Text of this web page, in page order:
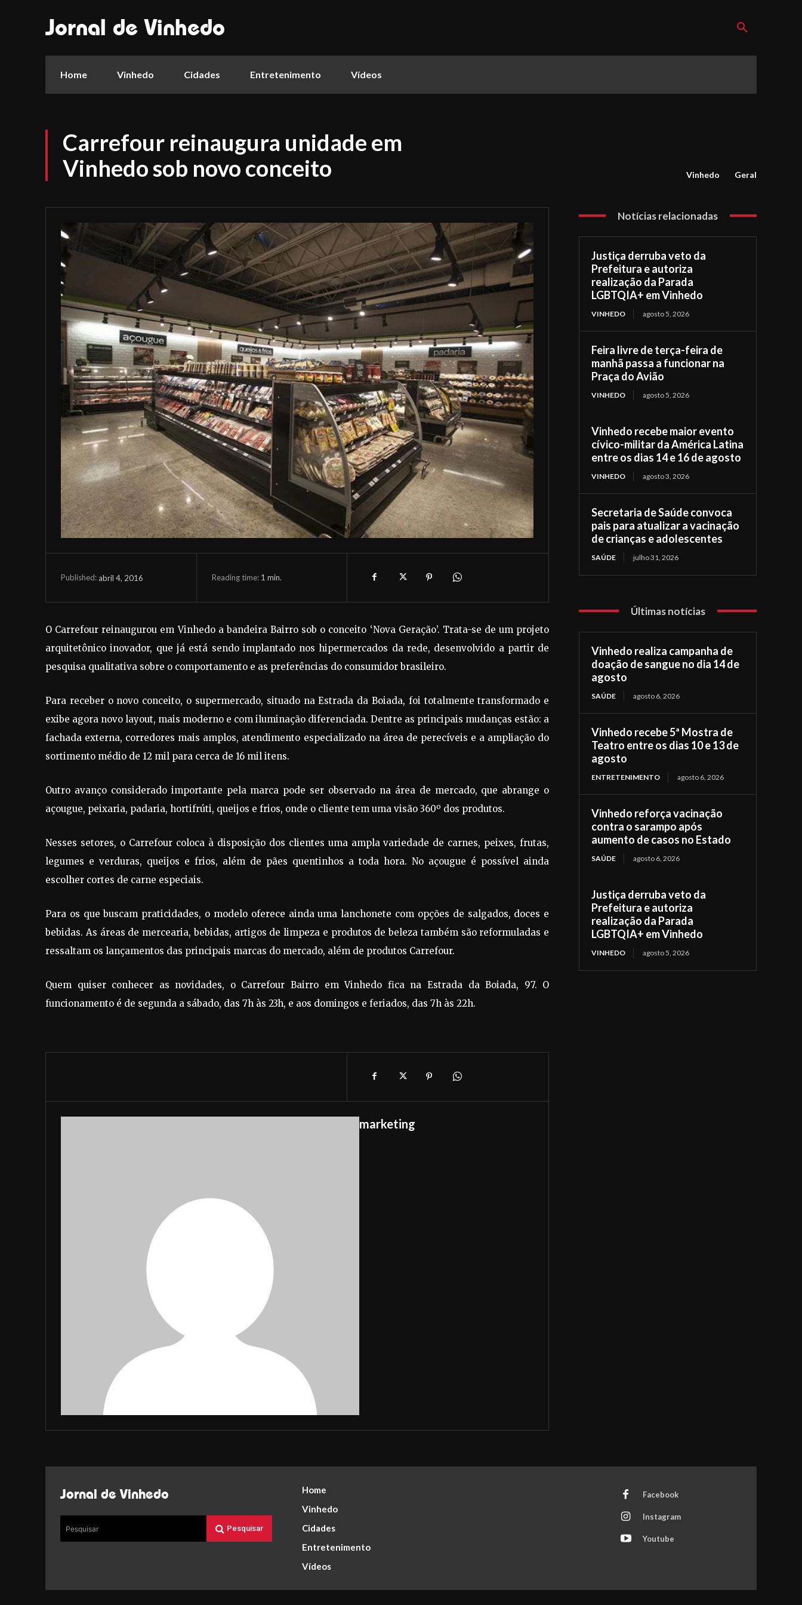
Jornal de Vinhedo
Home Vinhedo Cidades Entretenimento Vídeos
Carrefour reinaugura unidade em
Vinhedo sob novo conceito
Vinhedo Geral
Published: abril 4, 2016 Reading time: 1 min.
O Carrefour reinaugurou em Vinhedo a bandeira Bairro sob o conceito ‘Nova Geração’. Trata-se de um projeto
arquitetônico inovador, que já está sendo implantado nos hipermercados da rede, desenvolvido a partir de
pesquisa qualitativa sobre o comportamento e as preferências do consumidor brasileiro.
Para receber o novo conceito, o supermercado, situado na Estrada da Boiada, foi totalmente transformado e
exibe agora novo layout, mais moderno e com iluminação diferenciada. Dentre as principais mudanças estão: a
fachada externa, corredores mais amplos, atendimento especializado na área de perecíveis e a ampliação do
sortimento médio de 12 mil para cerca de 16 mil itens.
Outro avanço considerado importante pela marca pode ser observado na área de mercado, que abrange o
açougue, peixaria, padaria, hortifrúti, queijos e frios, onde o cliente tem uma visão 360º dos produtos.
Nesses setores, o Carrefour coloca à disposição dos clientes uma ampla variedade de carnes, peixes, frutas,
legumes e verduras, queijos e frios, além de pães quentinhos a toda hora. No açougue é possível ainda
escolher cortes de carne especiais.
Para os que buscam praticidades, o modelo oferece ainda uma lanchonete com opções de salgados, doces e
bebidas. As áreas de mercearia, bebidas, artigos de limpeza e produtos de beleza também são reformuladas e
ressaltam os lançamentos das principais marcas do mercado, além de produtos Carrefour.
Quem quiser conhecer as novidades, o Carrefour Bairro em Vinhedo fica na Estrada da Boiada, 97. O
funcionamento é de segunda a sábado, das 7h às 23h, e aos domingos e feriados, das 7h às 22h.
marketing
Notícias relacionadas
Justiça derruba veto da
Prefeitura e autoriza
realização da Parada
LGBTQIA+ em Vinhedo
VINHEDO agosto 5, 2026
Feira livre de terça-feira de
manhã passa a funcionar na
Praça do Avião
VINHEDO agosto 5, 2026
Vinhedo recebe maior evento
cívico-militar da América Latina
entre os dias 14 e 16 de agosto
VINHEDO agosto 3, 2026
Secretaria de Saúde convoca
pais para atualizar a vacinação
de crianças e adolescentes
SAÚDE julho 31, 2026
Últimas notícias
Vinhedo realiza campanha de
doação de sangue no dia 14 de
agosto
SAÚDE agosto 6, 2026
Vinhedo recebe 5ª Mostra de
Teatro entre os dias 10 e 13 de
agosto
ENTRETENIMENTO agosto 6, 2026
Vinhedo reforça vacinação
contra o sarampo após
aumento de casos no Estado
SAÚDE agosto 6, 2026
Justiça derruba veto da
Prefeitura e autoriza
realização da Parada
LGBTQIA+ em Vinhedo
VINHEDO agosto 5, 2026
Jornal de Vinhedo
Pesquisar Pesquisar
Home
Vinhedo
Cidades
Entretenimento
Vídeos
Facebook
Instagram
Youtube